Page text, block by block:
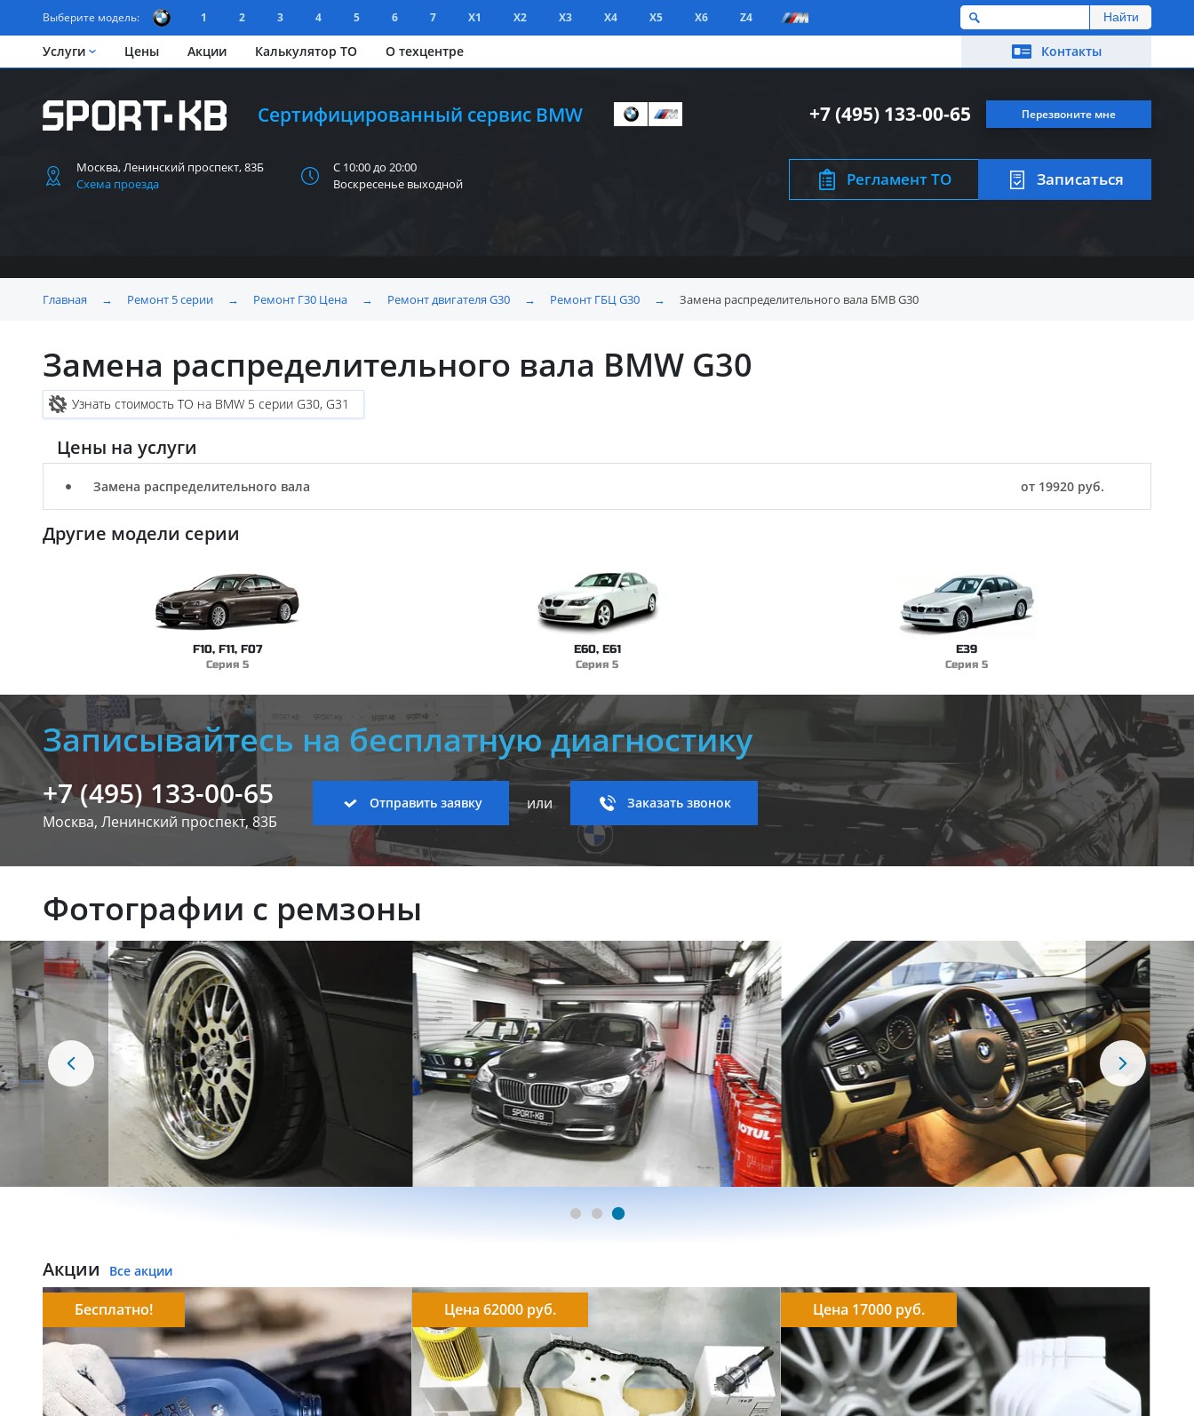
Выберите модель: 1 2 3 4 5 6 7 X1 X2 X3 X4 X5 X6 Z4
Услуги Цены Акции Калькулятор ТО О техцентре Контакты
Сертифицированный сервис BMW Перезвоните мне
+7 (495) 133-00-65
Москва, Ленинский проспект, 83Б
Схема проезда
С 10:00 до 20:00
Воскресенье выходной
Регламент ТО Записаться
Главная → Ремонт 5 серии → Ремонт Г30 Цена → Ремонт двигателя G30 → Ремонт ГБЦ G30 → Замена распределительного вала БМВ G30
Замена распределительного вала BMW G30
Узнать стоимость ТО на BMW 5 серии G30, G31
Цены на услуги
Замена распределительного вала от 19920 руб.
Другие модели серии
F10, F11, F07
Серия 5
E60, E61
Серия 5
E39
Серия 5
Записывайтесь на бесплатную диагностику
+7 (495) 133-00-65
Москва, Ленинский проспект, 83Б
Отправить заявку или Заказать звонок
Фотографии с ремзоны
Акции Все акции
Бесплатно! Цена 62000 руб. Цена 17000 руб.